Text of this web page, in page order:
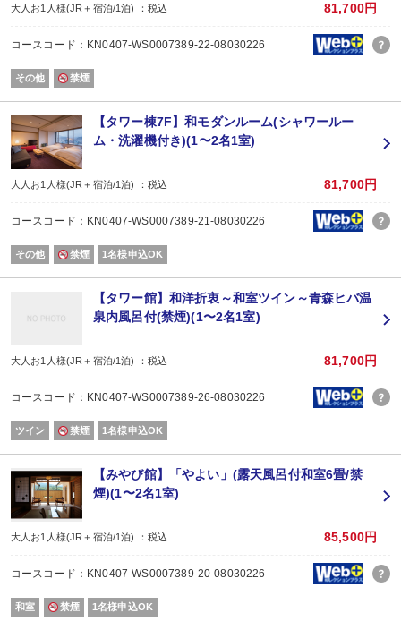
大人お1人様(JR＋宿泊/1泊) ：税込 81,700円
コースコード：KN0407-WS0007389-22-08030226
その他 禁煙
【タワー棟7F】和モダンルーム(シャワールー
ム・洗濯機付き)(1〜2名1室)
大人お1人様(JR＋宿泊/1泊) ：税込 81,700円
コースコード：KN0407-WS0007389-21-08030226
その他 禁煙 1名様申込OK
【タワー館】和洋折衷～和室ツイン～青森ヒバ温
泉内風呂付(禁煙)(1〜2名1室)
大人お1人様(JR＋宿泊/1泊) ：税込 81,700円
コースコード：KN0407-WS0007389-26-08030226
ツイン 禁煙 1名様申込OK
【みやび館】「やよい」(露天風呂付和室6畳/禁
煙)(1〜2名1室)
大人お1人様(JR＋宿泊/1泊) ：税込 85,500円
コースコード：KN0407-WS0007389-20-08030226
和室 禁煙 1名様申込OK